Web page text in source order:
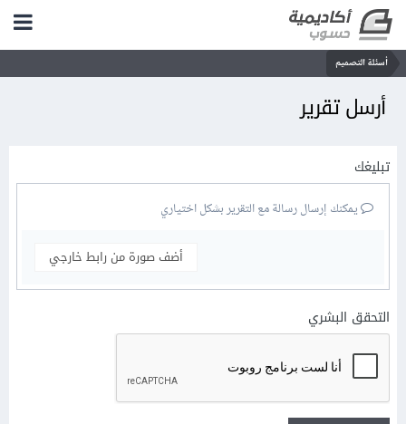
أسئلة التصميم
أرسل تقرير
تبليغك
يمكنك إرسال رسالة مع التقرير بشكل اختياري
أضف صورة من رابط خارجي
التحقق البشري